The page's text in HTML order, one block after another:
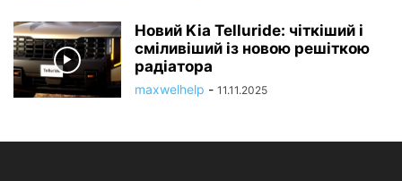
Новий Kia Telluride: чіткіший і
сміливіший із новою решіткою
радіатора
maxwelhelp - 11.11.2025